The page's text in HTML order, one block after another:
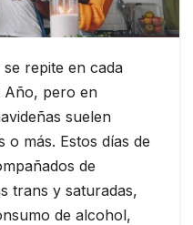
se repite en cada
Año, pero en
suelen
más. Estos días de
de
trans y saturadas,
de alcohol,